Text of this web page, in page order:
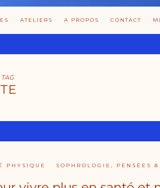
ATELIERS A PROPOS CONTACT
PHYSIQUE SOPHROLOGIE, PENSÉES